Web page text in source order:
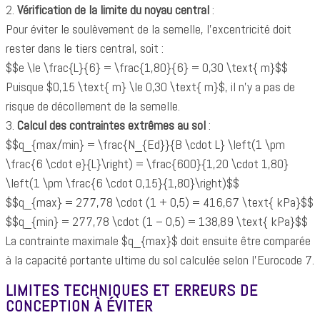
2. Vérification de la limite du noyau central:
Pour éviter le soulèvement de la semelle, l'excentricité doit
rester dans le tiers central, soit :
$$e \le \frac{L}{6} = \frac{1,80}{6} = 0,30 \text{ m}$$
Puisque $0,15 \text{ m} \le 0,30 \text{ m}$, il n'y a pas de
risque de décollement de la semelle.
3. Calcul des contraintes extrêmes au sol:
$$q_{max/min} = \frac{N_{Ed}}{B \cdot L} \left(1 \pm
\frac{6 \cdot e}{L}\right) = \frac{600}{1,20 \cdot 1,80}
\left(1 \pm \frac{6 \cdot 0,15}{1,80}\right)$$
$$q_{max} = 277,78 \cdot (1 + 0,5) = 416,67 \text{ kPa}$$
$$q_{min} = 277,78 \cdot (1 – 0,5) = 138,89 \text{ kPa}$$
La contrainte maximale $q_{max}$ doit ensuite être comparée
à la capacité portante ultime du sol calculée selon l'Eurocode 7.
LIMITES TECHNIQUES ET ERREURS DE
CONCEPTION À ÉVITER